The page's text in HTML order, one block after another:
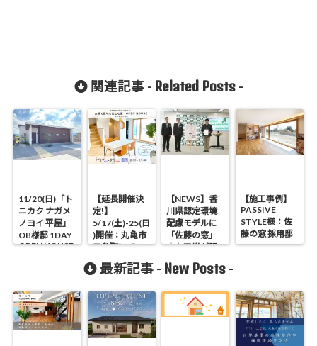
関連記事 - Related Posts-
11/20(日)「ト
ニカク ナガメ
ノヨイ 平屋」
OB様邸 1DAY
OPEN HOUSE
【延長開催決
定!】
5/17(土)-25(日
)開催：丸亀市
三条町にて
「夫婦で趣味
を楽しむ家」
【NEWS】香
川県認定環境
配慮モデルに
「佐藤の窓」
大丸工業が認
【施工事例】
PASSIVE
STYLE様：佐
藤の窓 採用邸
最新記事 - New Posts -